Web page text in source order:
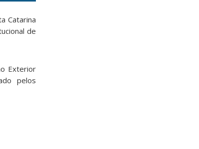
Catarina
de
Exterior
pelos